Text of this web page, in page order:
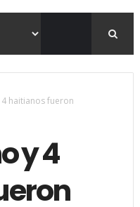
haitianos fueron
y 4